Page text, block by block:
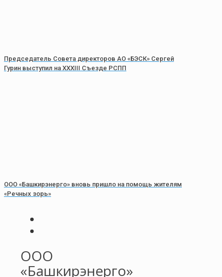
Председатель Совета директоров АО «БЭСК» Сергей
Гурин выступил на XXXIII Съезде РСПП
ООО «Башкирэнерго» вновь пришло на помощь жителям
«Речных зорь»
ООО
«Башкирэнерго»